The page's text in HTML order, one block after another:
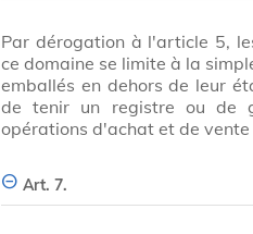
Par dérogation à l'article 5,
ce domaine se limite à la
emballés en dehors de leur
de tenir un registre ou de
opérations d'achat et de
Art. 7.